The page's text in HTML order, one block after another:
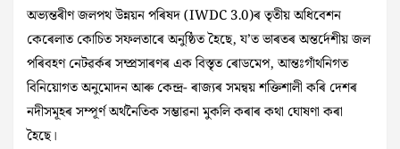
অভ্যন্তৰীণ জলপথ উন্নয়ন পৰিষদ (IWDC 3.0)ৰ তৃতীয় অধিবেশন
কেৰেলাত কোচিত সফলতাৰে অনুষ্ঠিত হৈছে, য’ত ভাৰতৰ অন্তৰ্দেশীয় জল
পৰিবহণ নেটৱৰ্কৰ সম্প্ৰসাৰণৰ এক বিস্তৃত ৰোডমেপ, আন্তঃগাঁথনিগত
বিনিয়োগত অনুমোদন আৰু কেন্দ্ৰ- ৰাজ্যৰ সমন্বয় শক্তিশালী কৰি দেশৰ
নদীসমূহৰ সম্পূৰ্ণ অৰ্থনৈতিক সম্ভাৱনা মুকলি কৰাৰ কথা ঘোষণা কৰা
হৈছে।